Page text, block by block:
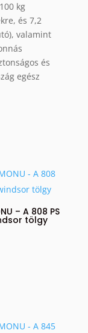
kg
és 7,2
valamint
és
egész
– A 808 PS
tölgy